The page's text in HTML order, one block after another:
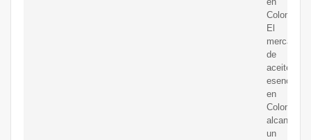
Colombia.
El
mercado
de
aceites
esenciales
en
Colombia
alcanzó
un